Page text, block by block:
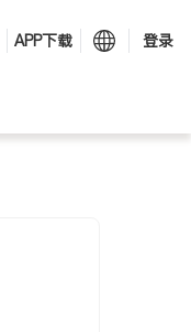
APP下载 登录